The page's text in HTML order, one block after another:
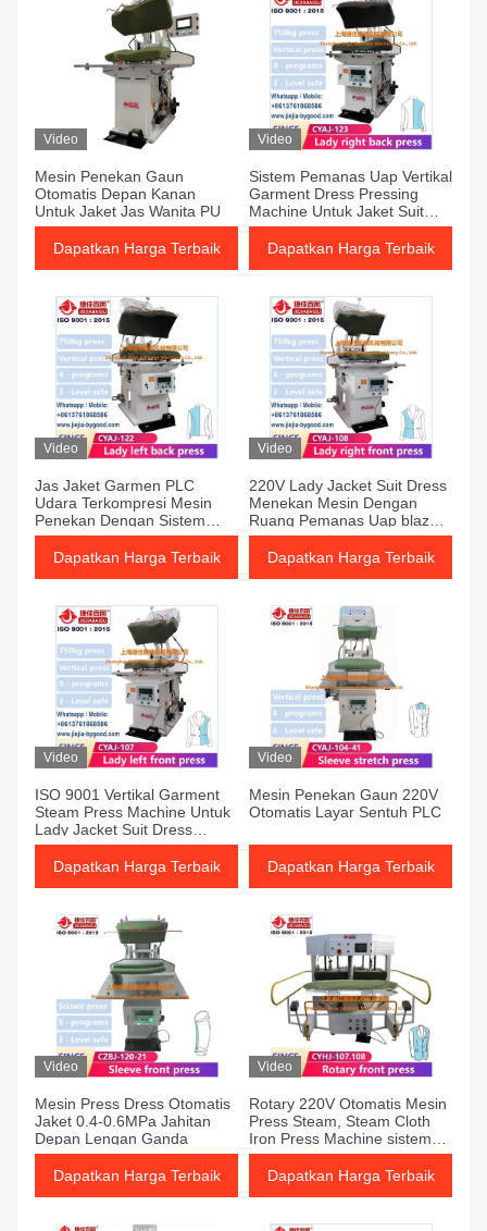
Video
Mesin Penekan Gaun
Otomatis Depan Kanan
Untuk Jaket Jas Wanita PU
Dapatkan Harga Terbaik
Video
Sistem Pemanas Uap Vertikal
Garment Dress Pressing
Machine Untuk Jaket Suit
Dress peralatan setrika
Dapatkan Harga Terbaik
Video
Jas Jaket Garmen PLC
Udara Terkompresi Mesin
Penekan Dengan Sistem
Pemanas Uap blazer suit
Dapatkan Harga Terbaik
Video
220V Lady Jacket Suit Dress
Menekan Mesin Dengan
Ruang Pemanas Uap blazer
suit suit press machine
Dapatkan Harga Terbaik
Video
ISO 9001 Vertikal Garment
Steam Press Machine Untuk
Lady Jacket Suit Dress
peralatan menyetrika setelan
mesin setrika
Dapatkan Harga Terbaik
Video
Mesin Penekan Gaun 220V
Otomatis Layar Sentuh PLC
Dapatkan Harga Terbaik
Video
Mesin Press Dress Otomatis
Jaket 0.4-0.6MPa Jahitan
Depan Lengan Ganda
Dapatkan Harga Terbaik
Video
Rotary 220V Otomatis Mesin
Press Steam, Steam Cloth
Iron Press Machine sistem
pemanas uap blazer suit
Dapatkan Harga Terbaik